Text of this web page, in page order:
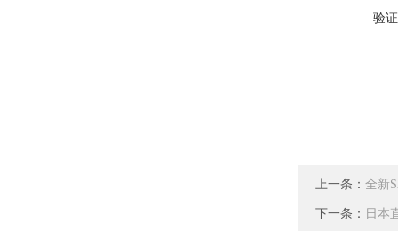
验
上一条： 全新
下一条： 日本